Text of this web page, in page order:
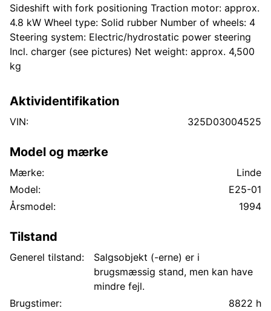
Sideshift with fork positioning Traction motor: approx.
4.8 kW Wheel type: Solid rubber Number of wheels: 4
Steering system: Electric/hydrostatic power steering
Incl. charger (see pictures) Net weight: approx. 4,500
kg
Aktividentifikation
VIN: 325D03004525
Model og mærke
Mærke:
Linde
Model:
E25-01
Årsmodel:
1994
Tilstand
Generel tilstand:
Salgsobjekt (-erne) er i
brugsmæssig stand, men kan have
mindre fejl.
Brugstimer:
8822 h